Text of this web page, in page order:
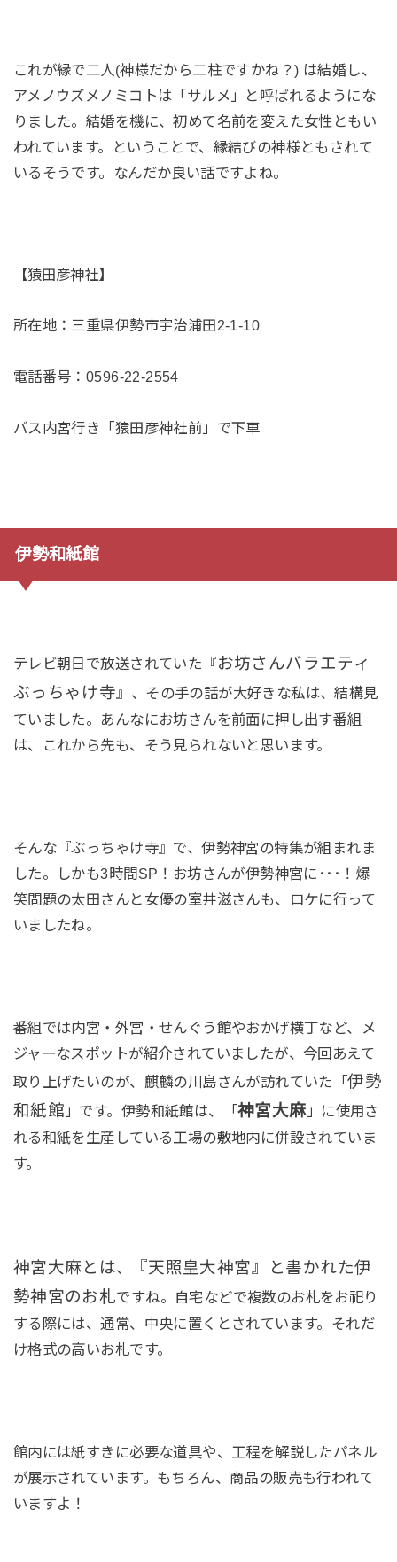
これが縁で二人(神様だから二柱ですかね？) は結婚し、
アメノウズメノミコトは「サルメ」と呼ばれるようにな
りました。結婚を機に、初めて名前を変えた女性ともい
われています。ということで、縁結びの神様ともされて
いるそうです。なんだか良い話ですよね。
【猿田彦神社】
所在地：三重県伊勢市宇治浦田2-1-10
電話番号：0596-22-2554
バス内宮行き「猿田彦神社前」で下車
伊勢和紙館
テレビ朝日で放送されていた『お坊さんバラエティ
ぶっちゃけ寺』、その手の話が大好きな私は、結構見
ていました。あんなにお坊さんを前面に押し出す番組
は、これから先も、そう見られないと思います。
そんな『ぶっちゃけ寺』で、伊勢神宮の特集が組まれま
した。しかも3時間SP！お坊さんが伊勢神宮に･･･！爆
笑問題の太田さんと女優の室井滋さんも、ロケに行って
いましたね。
番組では内宮・外宮・せんぐう館やおかげ横丁など、メ
ジャーなスポットが紹介されていましたが、今回あえて
取り上げたいのが、麒麟の川島さんが訪れていた「伊勢
和紙館 」です。伊勢和紙館は、「神宮大麻」に使用さ
れる和紙を生産している工場の敷地内に併設されていま
す。
神宮大麻とは、
『天照皇大神宮』と書かれた伊
勢神宮のお札ですね。自宅などで複数のお札をお祀り
する際には、通常、中央に置くとされています。それだ
け格式の高いお札です。
館内には紙すきに必要な道具や、工程を解説したパネル
が展示されています。もちろん、商品の販売も行われて
いますよ！